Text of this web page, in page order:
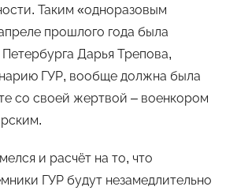
Таким «одноразовым
прошлого года была
Дарья Трепова,
ГУР, вообще должна была
со своей жертвой – военкором
и расчёт на то, что
ГУР будут незамедлительно